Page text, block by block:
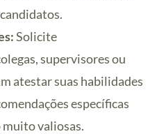
Solicite
supervisores ou
atestar suas habilidades
específicas
muito valiosas.